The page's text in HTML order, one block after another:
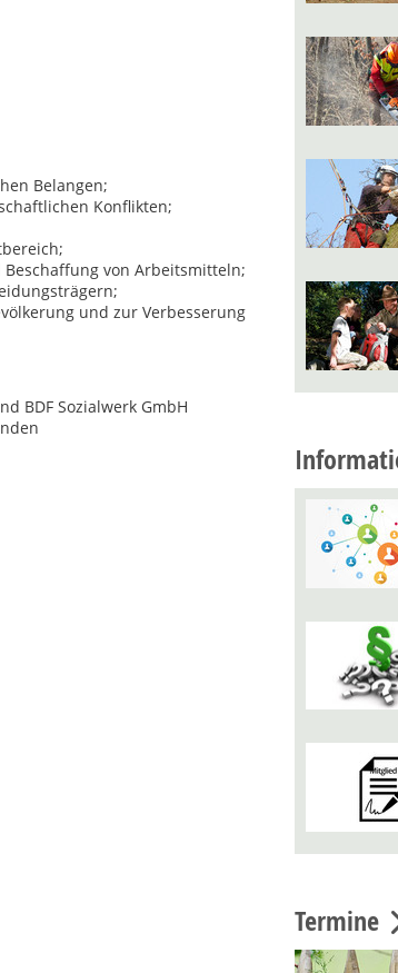
Belangen;
Konflikten;
von Arbeitsmitteln;
und zur Verbesserung
BDF Sozialwerk GmbH
Termine